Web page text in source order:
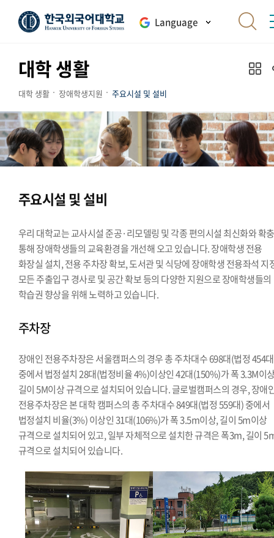
Language
대학 생활
대학 생활 장애학생지원 주요시설 및 설비
주요시설 및 설비
우리 대학교는 교사시설 준공·리모델링 및 각종 편의시설 최신화와 확
통해 장애학생들의 교육환경을 개선해 오고 있습니다. 장애학생 전용
화장실 설치, 전용 주차장 확보, 도서관 및 식당에 장애학생 전용좌석 지
모든 주출입구 경사로 및 공간 확보 등의 다양한 지원으로 장애학생들의
학습권 향상을 위해 노력하고 있습니다.
주차장
장애인 전용주차장은 서울캠퍼스의 경우 총 주차대수 698대(법정 454
중에서 법정설치 28대(법정비율 4%)이상인 42대(150%)가 폭 3.3M이
길이 5M이상 규격으로 설치되어 있습니다. 글로벌캠퍼스의 경우, 장애
전용주차장은 본 대학 캠퍼스의 총 주차대수 849대(법정 559대) 중에서
법정설치 비율(3%) 이상인 31대(106%)가 폭 3.5m이상, 길이 5m이상
규격으로 설치되어 있고, 일부 자체적으로 설치한 규격은 폭3m, 길이
규격으로 설치되어 있습니다.